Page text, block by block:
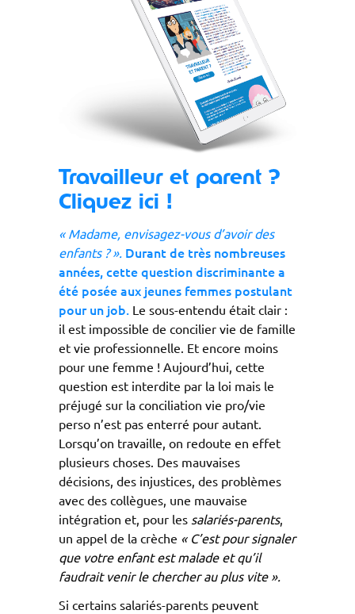
Travailleur et parent ?
Cliquez ici !
« Madame, envisagez-vous d’avoir des
enfants ? ». Durant de très nombreuses
années, cette question discriminante a
été posée aux jeunes femmes postulant
pour un job. Le sous-entendu était clair :
il est impossible de concilier vie de famille
et vie professionnelle. Et encore moins
pour une femme ! Aujourd’hui, cette
question est interdite par la loi mais le
préjugé sur la conciliation vie pro/vie
perso n’est pas enterré pour autant.
Lorsqu’on travaille, on redoute en effet
plusieurs choses. Des mauvaises
décisions, des injustices, des problèmes
avec des collègues, une mauvaise
intégration et, pour les salariés-parents,
un appel de la crèche « C’est pour signaler
que votre enfant est malade et qu’il
faudrait venir le chercher au plus vite ».
Si certains salariés-parents peuvent